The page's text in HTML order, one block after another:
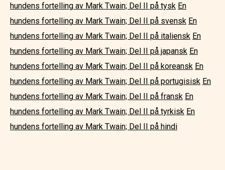
hundens fortelling av Mark Twain; Del II på tysk En
hundens fortelling av Mark Twain; Del II på svensk En
hundens fortelling av Mark Twain; Del II på italiensk En
hundens fortelling av Mark Twain; Del II på japansk En
hundens fortelling av Mark Twain; Del II på koreansk En
hundens fortelling av Mark Twain; Del II på portugisisk En
hundens fortelling av Mark Twain; Del II på fransk En
hundens fortelling av Mark Twain; Del II på tyrkisk En
hundens fortelling av Mark Twain; Del II på hindi